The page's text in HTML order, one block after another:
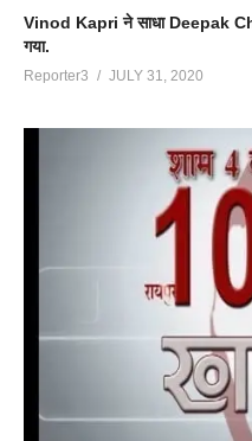
Vinod Kapri ने साधा Deepak
गया.
Reporter3 JULY 31, 2020